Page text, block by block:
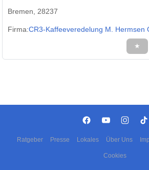
Bremen, 28237
Firma:CR3-Kaffeeveredelung M. Hermsen
★
Ratgeber Presse Lokales Über Uns
Cookies